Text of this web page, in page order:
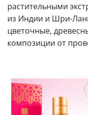
растительными
из Индии и Шри-
цветочные,
композиции от